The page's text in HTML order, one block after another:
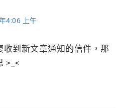
4:06 上午
到新文章通知的信件，那
>_<